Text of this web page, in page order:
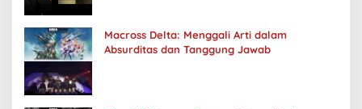
Macross Delta: Menggali Arti dalam
Absurditas dan Tanggung Jawab